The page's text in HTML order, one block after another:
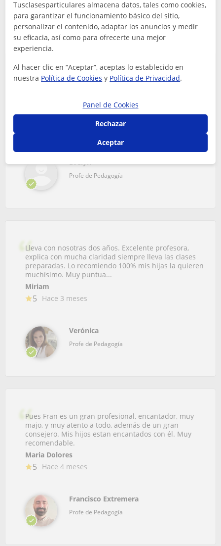
Conoce que opinan algunos de los alumnos
de Pedagogía en Madrid
Tiene una capacidad extraordinaria para entender a
valorados y queridos. Su pacienci...
Evelyn
Profe de Pedagogía
Lleva con nosotras dos años. Excelente profesora,
explica con mucha claridad siempre lleva las clases
preparadas. Lo recomiendo 100% mis hijas la quieren
muchísimo. Muy puntua...
Miriam
5 Hace 3 meses
Verónica
Profe de Pedagogía
Pues Fran es un gran profesional, encantador, muy
majo, y muy atento a todo, además de un gran
consejero. Mis hijos estan encantados con él. Muy
recomendable.
Maria Dolores
5 Hace 4 meses
Francisco Extremera
Profe de Pedagogía
Tusclasesparticulares almacena datos, tales como cookies,
para garantizar el funcionamiento básico del sitio,
personalizar el contenido, adaptar los anuncios y medir
su eficacia, así como para ofrecerte una mejor
experiencia.
Al hacer clic en “Aceptar”, aceptas lo establecido en
nuestra Política de Cookies y Política de Privacidad.
Panel de Cookies
Rechazar
Aceptar